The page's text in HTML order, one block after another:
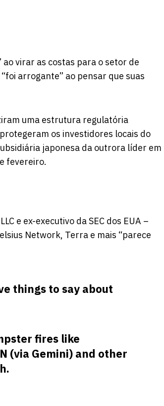
ao virar as costas para o setor de
arrogante” ao pensar que suas
uma estrutura regulatória
os investidores locais do
japonesa da outrora líder em
fevereiro.
e ex-executivo da SEC dos EUA –
Network, Terra e mais “parece
things to say about
fires like
(via Gemini) and other